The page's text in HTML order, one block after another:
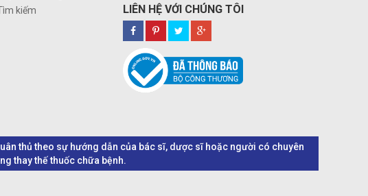
kiếm
LIÊN HỆ VỚI CHÚNG TÔI
thủ theo sự hướng dẫn của bác sĩ, dược sĩ hoặc người có chuyên
thay thế thuốc chữa bệnh.